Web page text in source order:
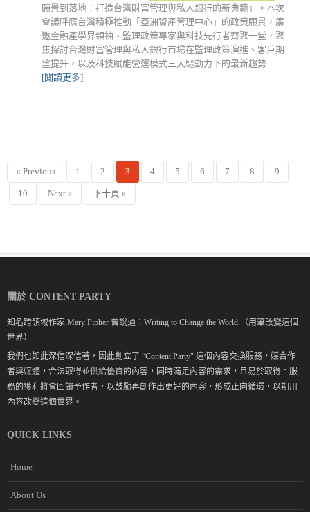
願景到落地：打造台灣財富管理與私人銀行的新典範」。本次
會議呼應台灣積極推動「亞洲資產管理中心」的政策願景，廣
邀金融產學界領袖、監理政策專家與科技先行者齊聚一堂，聚
焦探討台灣財富管理與私人銀行市場在監理政策演進、客戶期
望提升，以及科技賦能營運模式三大驅動力下的最新趨勢......
[閱讀更多]
« Previous 1 2 3 4 5 6 7 8 9
10 Next » 下十頁 »
關於 CONTENT PARTY
知名跨領域作家 Mary Pipher 曾說過：Writing to Change the World.（用筆改變這個
世界）
我們也如此深信深信著，因此創立了 “Content Party" 這個內容交換服務，媒合作
者與媒體，合法取得並供給優質的內容，同時滿足內容的需求，且易於取得。服
務的獲利將會回饋予作者，以鼓勵再創作出更好的內容，形成正向循環，以期用
內容改變這個世界。
QUICK LINKS
Home
About Us